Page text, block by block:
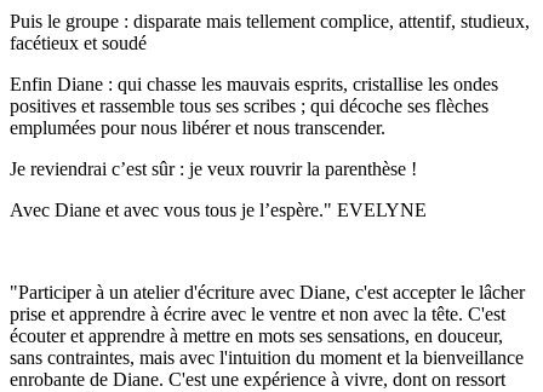
Puis le groupe : disparate mais tellement complice, attentif, studieux,
facétieux et soudé
Enfin Diane : qui chasse les mauvais esprits, cristallise les ondes
positives et rassemble tous ses scribes ; qui décoche ses flèches
emplumées pour nous libérer et nous transcender.
Je reviendrai c’est sûr : je veux rouvrir la parenthèse !
Avec Diane et avec vous tous je l’espère." EVELYNE
"Participer à un atelier d'écriture avec Diane, c'est accepter le lâcher
prise et apprendre à écrire avec le ventre et non avec la tête. C'est
écouter et apprendre à mettre en mots ses sensations, en douceur,
sans contraintes, mais avec l'intuition du moment et la bienveillance
enrobante de Diane. C'est une expérience à vivre, dont on ressort